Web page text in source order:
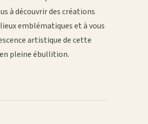
à découvrir des créations
emblématiques et à vous
artistique de cette
pleine ébullition.